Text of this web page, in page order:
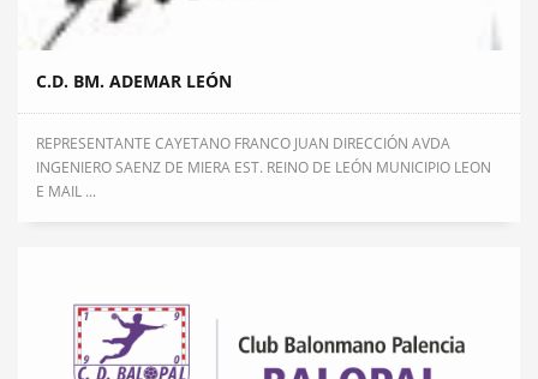
C.D. BM. ADEMAR LEÓN
REPRESENTANTE CAYETANO FRANCO JUAN DIRECCIÓN AVDA
INGENIERO SAENZ DE MIERA EST. REINO DE LEÓN MUNICIPIO LEON
E MAIL ...